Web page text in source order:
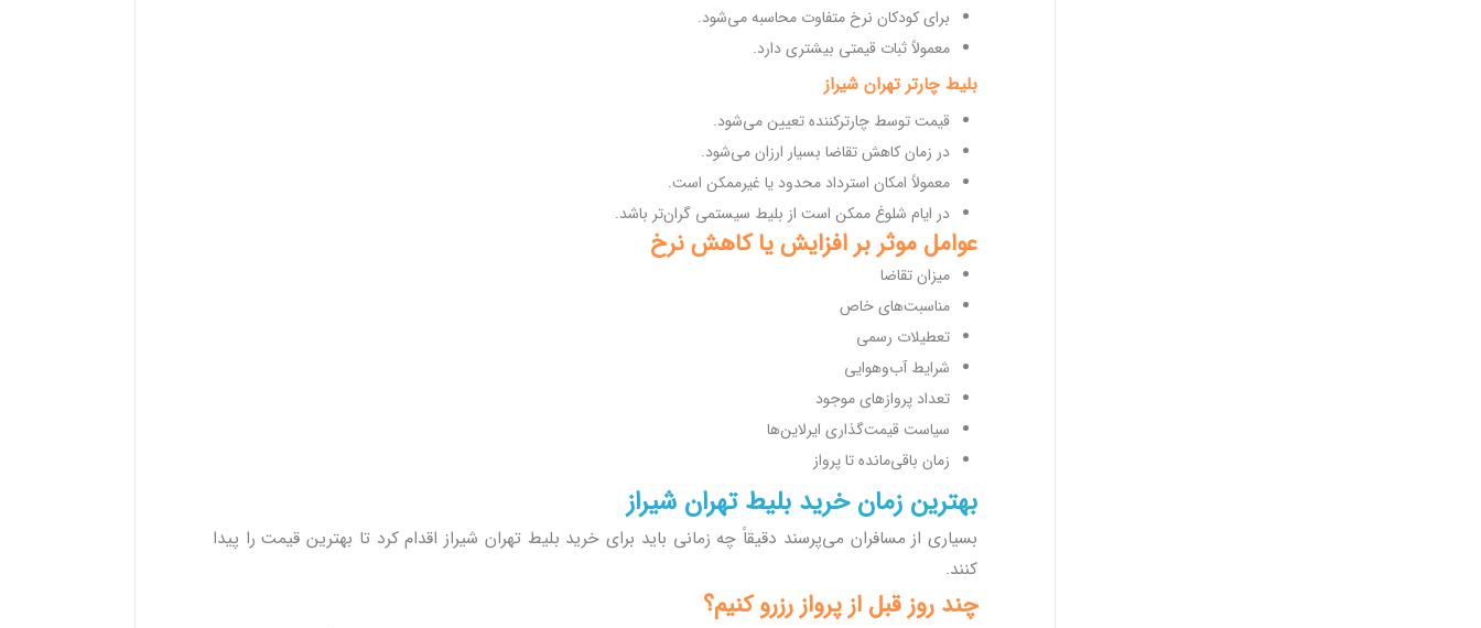
برای کودکان نرخ متفاوت محاسبه می‌شود.
معمولاً ثبات قیمتی بیشتری دارد.
بلیط چارتر تهران شیراز
قیمت توسط چارترکننده تعیین می‌شود.
در زمان کاهش تقاضا بسیار ارزان می‌شود.
معمولاً امکان استرداد محدود یا غیرممکن است.
در ایام شلوغ ممکن است از بلیط سیستمی گران‌تر باشد.
عوامل موثر بر افزایش یا کاهش نرخ
میزان تقاضا
مناسبت‌های خاص
تعطیلات رسمی
شرایط آب‌وهوایی
تعداد پروازهای موجود
سیاست قیمت‌گذاری ایرلاین‌ها
زمان باقی‌مانده تا پرواز
بهترین زمان خرید بلیط تهران شیراز
بسیاری از مسافران می‌پرسند دقیقاً چه زمانی باید برای خرید بلیط تهران شیراز اقدام کرد تا بهترین قیمت را پیدا
کنند.
چند روز قبل از پرواز رزرو کنیم؟